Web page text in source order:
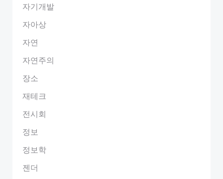
자기개발
자아상
자연
자연주의
장소
재테크
전시회
정보
정보학
젠더